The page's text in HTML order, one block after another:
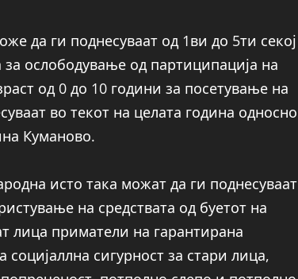
да ги поднесуваат од 1ви до 5ти секој
ослободување од партиципација на
од 0 до 10 години за посетување на
во текот на целата година односно
Куманово.
исто така можат да ги поднесуваат
на средствата од буетот на
лица приматели на гарантирана
сигурност за стари лица,